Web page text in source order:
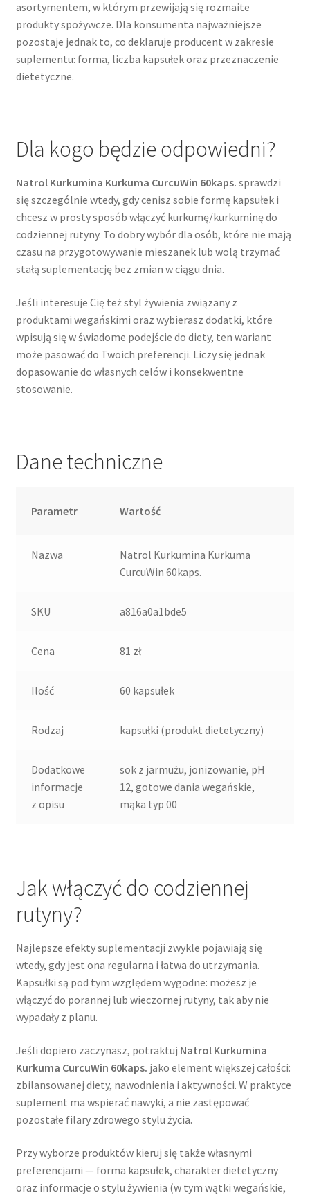
asortymentem, w którym przewijają się rozmaite
produkty spożywcze. Dla konsumenta najważniejsze
pozostaje jednak to, co deklaruje producent w zakresie
suplementu: forma, liczba kapsułek oraz przeznaczenie
dietetyczne.
Dla kogo będzie odpowiedni?
Natrol Kurkumina Kurkuma CurcuWin 60kaps. sprawdzi
się szczególnie wtedy, gdy cenisz sobie formę kapsułek i
chcesz w prosty sposób włączyć kurkumę/kurkuminę do
codziennej rutyny. To dobry wybór dla osób, które nie mają
czasu na przygotowywanie mieszanek lub wolą trzymać
stałą suplementację bez zmian w ciągu dnia.
Jeśli interesuje Cię też styl żywienia związany z
produktami wegańskimi oraz wybierasz dodatki, które
wpisują się w świadome podejście do diety, ten wariant
może pasować do Twoich preferencji. Liczy się jednak
dopasowanie do własnych celów i konsekwentne
stosowanie.
Dane techniczne
Parametr Wartość
Nazwa
Natrol Kurkumina Kurkuma
CurcuWin 60kaps.
SKU a816a0a1bde5
Cena 81 zł
Ilość 60 kapsułek
Rodzaj kapsułki (produkt dietetyczny)
Dodatkowe
informacje
z opisu
sok z jarmużu, jonizowanie, pH
12, gotowe dania wegańskie,
mąka typ 00
Jak włączyć do codziennej
rutyny?
Najlepsze efekty suplementacji zwykle pojawiają się
wtedy, gdy jest ona regularna i łatwa do utrzymania.
Kapsułki są pod tym względem wygodne: możesz je
włączyć do porannej lub wieczornej rutyny, tak aby nie
wypadały z planu.
Jeśli dopiero zaczynasz, potraktuj Natrol Kurkumina
Kurkuma CurcuWin 60kaps. jako element większej całości:
zbilansowanej diety, nawodnienia i aktywności. W praktyce
suplement ma wspierać nawyki, a nie zastępować
pozostałe filary zdrowego stylu życia.
Przy wyborze produktów kieruj się także własnymi
preferencjami — forma kapsułek, charakter dietetyczny
oraz informacje o stylu żywienia (w tym wątki wegańskie,